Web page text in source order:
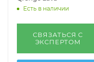
Есть в наличии
СВЯЗАТЬСЯ С
ЭКСПЕРТОМ